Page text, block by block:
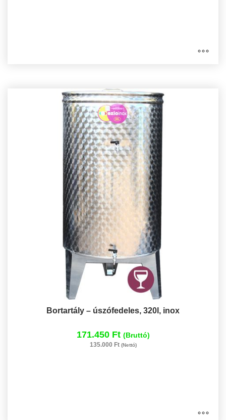
Bortartály – úszófedeles, 320l, inox
171.450 Ft (Bruttó)
135.000 Ft (Nettó)